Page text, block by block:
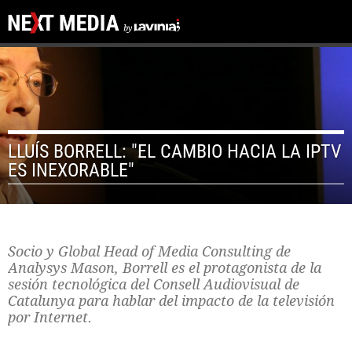
LLUÍS BORRELL: "EL CAMBIO HACIA LA IPTV
ES INEXORABLE"
Socio y Global Head of Media Consulting de
Analysys Mason, Borrell es el protagonista de la
sesión tecnológica del Consell Audiovisual de
Catalunya para hablar del impacto de la televisión
por Internet.